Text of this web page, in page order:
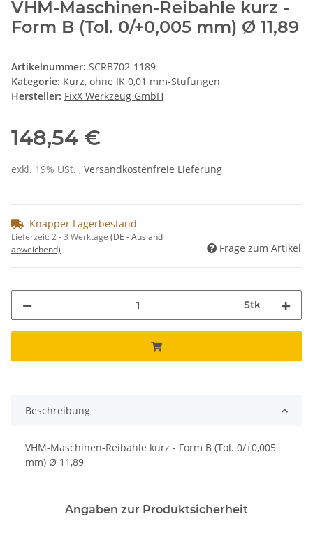
VHM-Maschinen-Reibahle kurz -
Form B (Tol. 0/+0,005 mm) Ø 11,89
Artikelnummer: SCRB702-1189
Kategorie: Kurz, ohne IK 0,01 mm-Stufungen
Hersteller: FixX Werkzeug GmbH
148,54 €
exkl. 19% USt. , Versandkostenfreie Lieferung
Knapper Lagerbestand
Lieferzeit:2 - 3 Werktage (DE - Ausland
abweichend)
Frage zum Artikel
Stk
Beschreibung
VHM-Maschinen-Reibahle kurz - Form B (Tol. 0/+0,005
mm) Ø 11,89
Angaben zur Produktsicherheit